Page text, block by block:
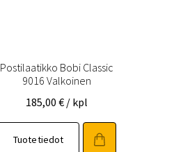
Postilaatikko Bobi Classic
9016 Valkoinen
185,00€ / kpl
Tuotetiedot